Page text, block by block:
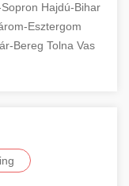
Hajdú-Bihar
Esztergom
Bereg Tolna Vas